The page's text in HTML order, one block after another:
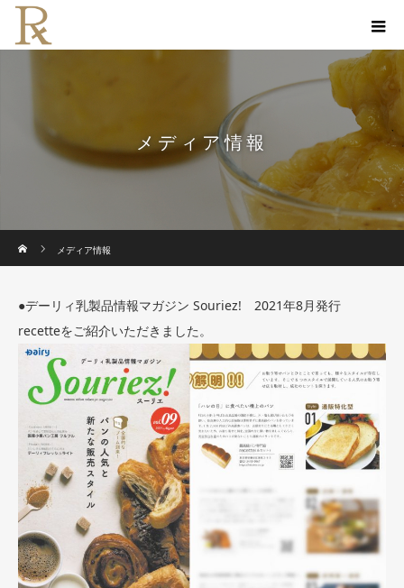
メディア情報
メディア情報
●デーリィ乳製品情報マガジン Souriez! 2021年8月発行
recetteをご紹介いただきました。